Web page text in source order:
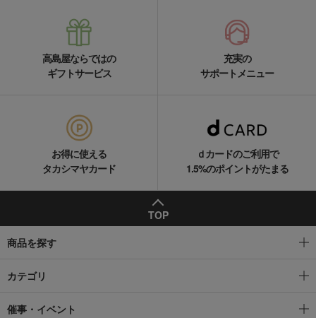
高島屋ならではの
ギフトサービス
充実の
サポートメニュー
お得に使える
タカシマヤカード
ｄカードのご利用で
1.5%のポイントがたまる
TOP
商品を探す
カテゴリ
催事・イベント